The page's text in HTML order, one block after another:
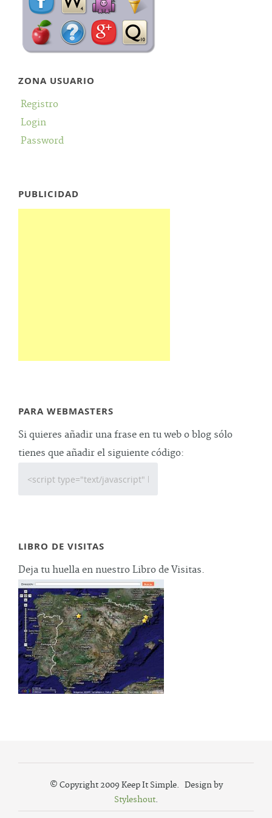
ZONA USUARIO
Registro
Login
Password
PUBLICIDAD
PARA WEBMASTERS
Si quieres añadir una frase en tu web o blog sólo
tienes que añadir el siguiente código:
LIBRO DE VISITAS
Deja tu huella en nuestro Libro de Visitas.
© Copyright 2009 Keep It Simple. Design by
Styleshout.